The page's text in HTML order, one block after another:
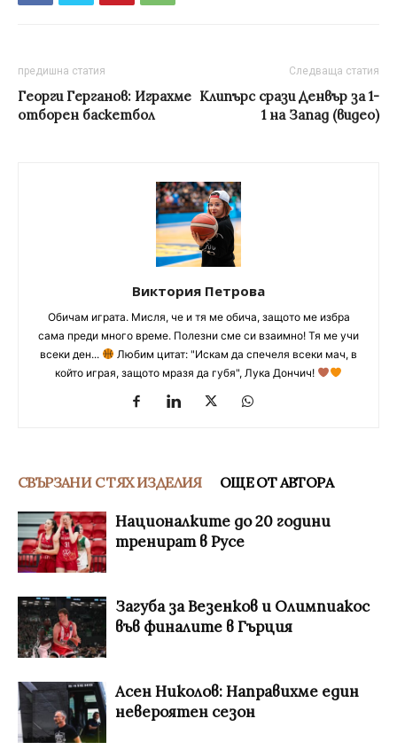
предишна статия
Георги Герганов: Играхме
отборен баскетбол
Следваща статия
Клипърс срази Денвър за 1-
1 на Запад (видео)
Виктория Петрова
Обичам играта. Мисля, че и тя ме обича, защото ме избра
сама преди много време. Полезни сме си взаимно! Тя ме учи
всеки ден...
Любим цитат: "Искам да спечеля всеки мач, в
който играя, защото мразя да губя", Лука Дончич!
СВЪРЗАНИ С ТЯХ ИЗДЕЛИЯ ОЩЕ ОТ АВТОРА
Националките до 20 години
тренират в Русе
Загуба за Везенков и Олимпиакос
във финалите в Гърция
Асен Николов: Направихме един
невероятен сезон